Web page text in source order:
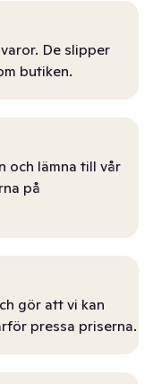
De slipper
butiken.
och lämna till vår
på
gör att vi kan
pressa priserna.